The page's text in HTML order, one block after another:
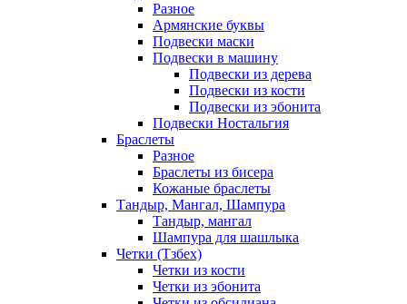
Разное
Армянские буквы
Подвески маски
Подвески в машину
Подвески из дерева
Подвески из кости
Подвески из эбонита
Подвески Ностальгия
Браслеты
Разное
Браслеты из бисера
Кожаные браслеты
Тандыр, Мангал, Шампура
Тандыр, мангал
Шампура для шашлыка
Четки (Тзбех)
Четки из кости
Четки из эбонита